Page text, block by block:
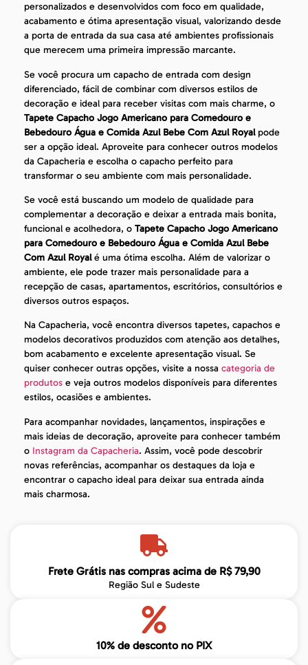
personalizados e desenvolvidos com foco em qualidade,
acabamento e ótima apresentação visual, valorizando desde
a porta de entrada da sua casa até ambientes profissionais
que merecem uma primeira impressão marcante.
Se você procura um capacho de entrada com design
diferenciado, fácil de combinar com diversos estilos de
decoração e ideal para receber visitas com mais charme, o
Tapete Capacho Jogo Americano para Comedouro e
Bebedouro Água e Comida Azul Bebe Com Azul Royalpode
ser a opção ideal. Aproveite para conhecer outros modelos
da Capacheria e escolha o capacho perfeito para
transformar o seu ambiente com mais personalidade.
Se você está buscando um modelo de qualidade para
complementar a decoração e deixar a entrada mais bonita,
funcional e acolhedora, o Tapete Capacho Jogo Americano
para Comedouro e Bebedouro Água e Comida Azul Bebe
Com Azul Royalé uma ótima escolha. Além de valorizar o
ambiente, ele pode trazer mais personalidade para a
recepção de casas, apartamentos, escritórios, consultórios e
diversos outros espaços.
Na Capacheria, você encontra diversos tapetes, capachos e
modelos decorativos produzidos com atenção aos detalhes,
bom acabamento e excelente apresentação visual. Se
quiser conhecer outras opções, visite a nossa categoria de
produtos e veja outros modelos disponíveis para diferentes
estilos, ocasiões e ambientes.
Para acompanhar novidades, lançamentos, inspirações e
mais ideias de decoração, aproveite para conhecer também
o Instagram da Capacheria. Assim, você pode descobrir
novas referências, acompanhar os destaques da loja e
encontrar o capacho ideal para deixar sua entrada ainda
mais charmosa.
Frete Grátis nas compras acima de R$ 79,90
Região Sul e Sudeste
10% de desconto no PIX